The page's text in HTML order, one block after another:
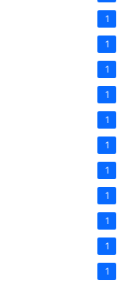
1
1
1
1
1
1
1
1
1
1
1